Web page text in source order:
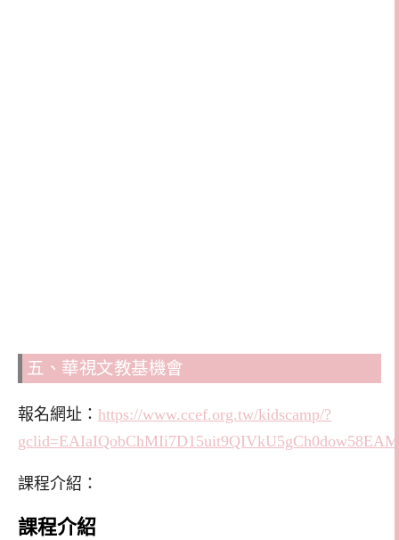
五、華視文教基機會
報名網址： https://www.ccef.org.tw/kidscamp/?
課程介紹：
課程介紹